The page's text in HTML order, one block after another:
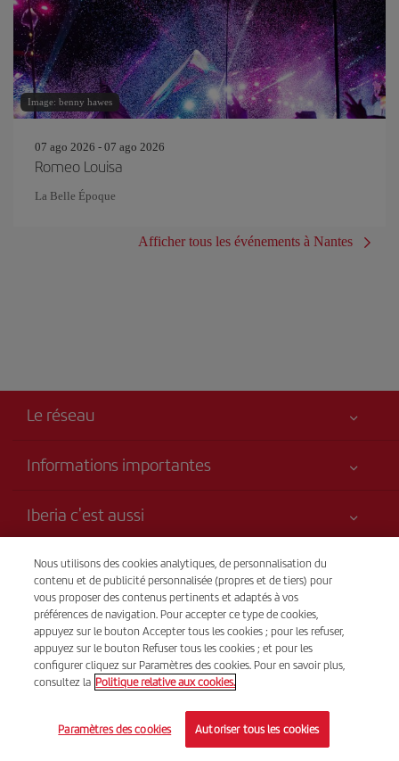
Image: benny hawes
07 ago 2026 - 07 ago 2026
Romeo Louisa
La Belle Époque
Afficher tous les événements à Nantes
Le réseau
Informations importantes
Accessibilité
Plan du site
Durabilité
Iberia c'est aussi
Groupe Iberia
Actionnaires et investisseurs
Nos alliances
Site pour les agences
British Airways
Transparence
Avis légal
Conditions de transport
Droits du passager
Conditions générales du programme Iberia Club
Politique de protection des données personnelles
Vente par téléphone
(+33) 825 800 965
Du lundi au dimanche, de 9 h à 20 h LT (français). Du lundi au
dimanche, 24 h/24 (espagnol et anglais).
© Iberia 2026
Nous utilisons des cookies analytiques, de personnalisation du
contenu et de publicité personnalisée (propres et de tiers) pour
vous proposer des contenus pertinents et adaptés à vos
préférences de navigation. Pour accepter ce type de cookies,
appuyez sur le bouton Accepter tous les cookies ; pour les refuser,
appuyez sur le bouton Refuser tous les cookies ; et pour les
configurer cliquez sur Paramètres des cookies. Pour en savoir plus,
consultez la Politique relative aux cookies.
Paramètres des cookies Autoriser tous les cookies